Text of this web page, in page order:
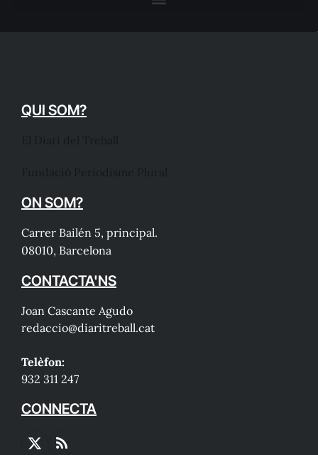
QUI SOM?
ON SOM?
Carrer Bailén 5, principal.
08010, Barcelona
CONTACTA'NS
Joan Cascante Agudo
redaccio@diaritreball.cat
Telèfon:
932 311 247
CONNECTA
X
RSS